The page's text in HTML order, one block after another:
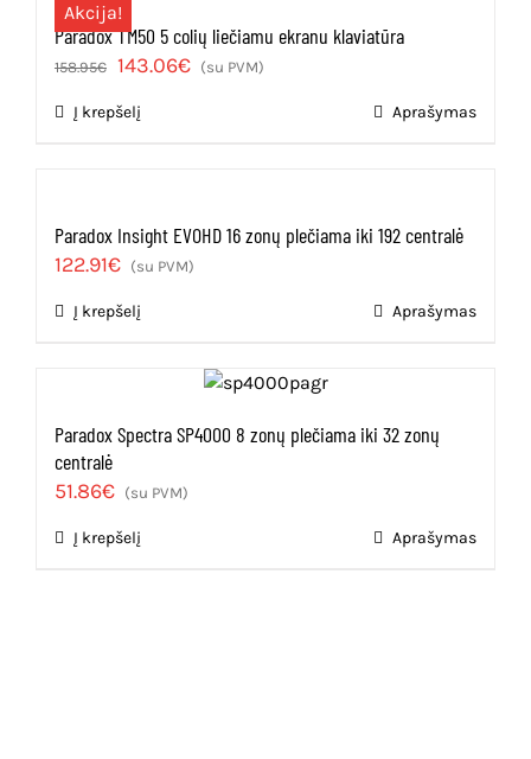
Akcija!
Paradox TM50 5 colių liečiamu ekranu klaviatūra
158.95€
Original
was:
143.06€Current
(su PVM)
Į krepšelį Aprašymas
Paradox Insight EVOHD 16 zonų plečiama iki 192 centralė
122.91€ (su PVM)
Į krepšelį Aprašymas
Paradox Spectra SP4000 8 zonų plečiama iki 32 zonų
centralė
51.86€ (su PVM)
Į krepšelį Aprašymas